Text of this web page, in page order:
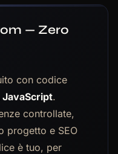
— Zero
con codice
JavaScript.
controllate,
progetto e SEO
è tuo, per